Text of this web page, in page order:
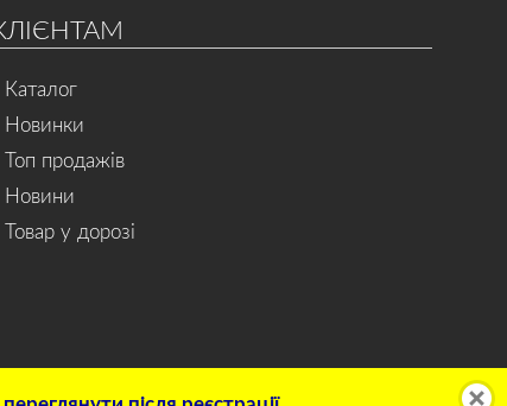
Каталог
Новинки
Топ продажів
Новини
Товар у дорозі